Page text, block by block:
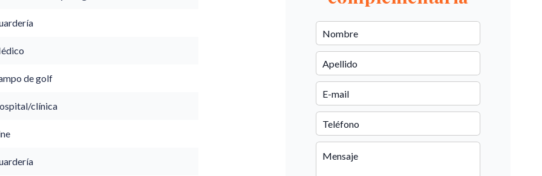
de golf
clínica